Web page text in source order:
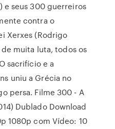
e seus 300 guerreiros
contra o
Xerxes (Rodrigo
muita luta, todos os
sacrifício e a
uniu a Grécia no
persa. Filme 300 - A
Dublado Download
1080p com Vídeo: 10